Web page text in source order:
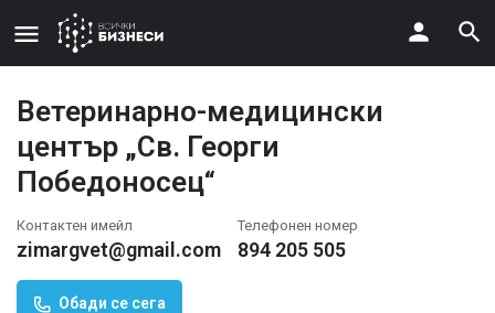
Ветеринарно-медицински
център „Св. Георги
Победоносец“
Контактен имейл
zimargvet@gmail.com
Телефонен номер
894 205 505
Обади се сега